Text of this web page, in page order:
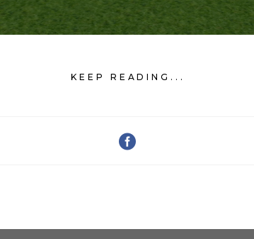
KEEP READING...